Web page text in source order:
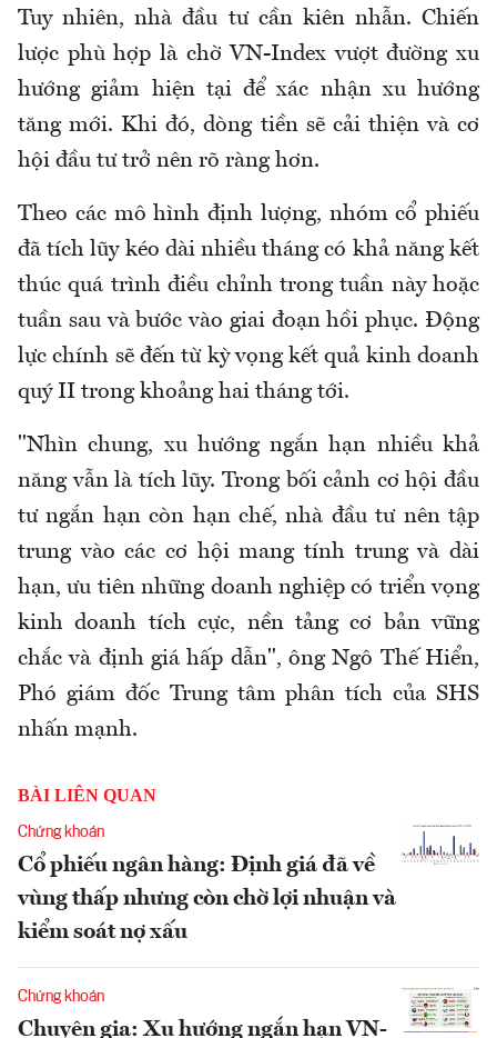
Tuy nhiên, nhà đầu tư cần kiên nhẫn. Chiến
lược phù hợp là chờ VN-Index vượt đường xu
hướng giảm hiện tại để xác nhận xu hướng
tăng mới. Khi đó, dòng tiền sẽ cải thiện và cơ
hội đầu tư trở nên rõ ràng hơn.
Theo các mô hình định lượng, nhóm cổ phiếu
đã tích lũy kéo dài nhiều tháng có khả năng kết
thúc quá trình điều chỉnh trong tuần này hoặc
tuần sau và bước vào giai đoạn hồi phục. Động
lực chính sẽ đến từ kỳ vọng kết quả kinh doanh
quý II trong khoảng hai tháng tới.
"Nhìn chung, xu hướng ngắn hạn nhiều khả
năng vẫn là tích lũy. Trong bối cảnh cơ hội đầu
tư ngắn hạn còn hạn chế, nhà đầu tư nên tập
trung vào các cơ hội mang tính trung và dài
hạn, ưu tiên những doanh nghiệp có triển vọng
kinh doanh tích cực, nền tảng cơ bản vững
chắc và định giá hấp dẫn", ông Ngô Thế Hiển,
Phó giám đốc Trung tâm phân tích của SHS
nhấn mạnh.
BÀI LIÊN QUAN
Chứng khoán
Cổ phiếu ngân hàng: Định giá đã về
vùng thấp nhưng còn chờ lợi nhuận và
kiểm soát nợ xấu
Chứng khoán
Chuyên gia: Xu hướng ngắn hạn VN-